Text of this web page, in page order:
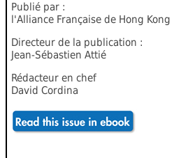
Publié par :
l'Alliance Française de Hong Kong
Directeur de la publication :
Jean-Sébastien Attié
Rédacteur en chef
David Cordina